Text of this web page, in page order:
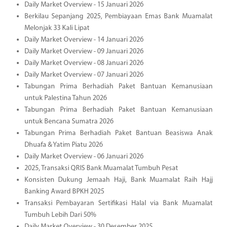
Daily Market Overview - 15 Januari 2026
Berkilau Sepanjang 2025, Pembiayaan Emas Bank Muamalat
Melonjak 33 Kali Lipat
Daily Market Overview - 14 Januari 2026
Daily Market Overview - 09 Januari 2026
Daily Market Overview - 08 Januari 2026
Daily Market Overview - 07 Januari 2026
Tabungan Prima Berhadiah Paket Bantuan Kemanusiaan
untuk Palestina Tahun 2026
Tabungan Prima Berhadiah Paket Bantuan Kemanusiaan
untuk Bencana Sumatra 2026
Tabungan Prima Berhadiah Paket Bantuan Beasiswa Anak
Dhuafa & Yatim Piatu 2026
Daily Market Overview - 06 Januari 2026
2025, Transaksi QRIS Bank Muamalat Tumbuh Pesat
Konsisten Dukung Jemaah Haji, Bank Muamalat Raih Hajj
Banking Award BPKH 2025
Transaksi Pembayaran Sertifikasi Halal via Bank Muamalat
Tumbuh Lebih Dari 50%